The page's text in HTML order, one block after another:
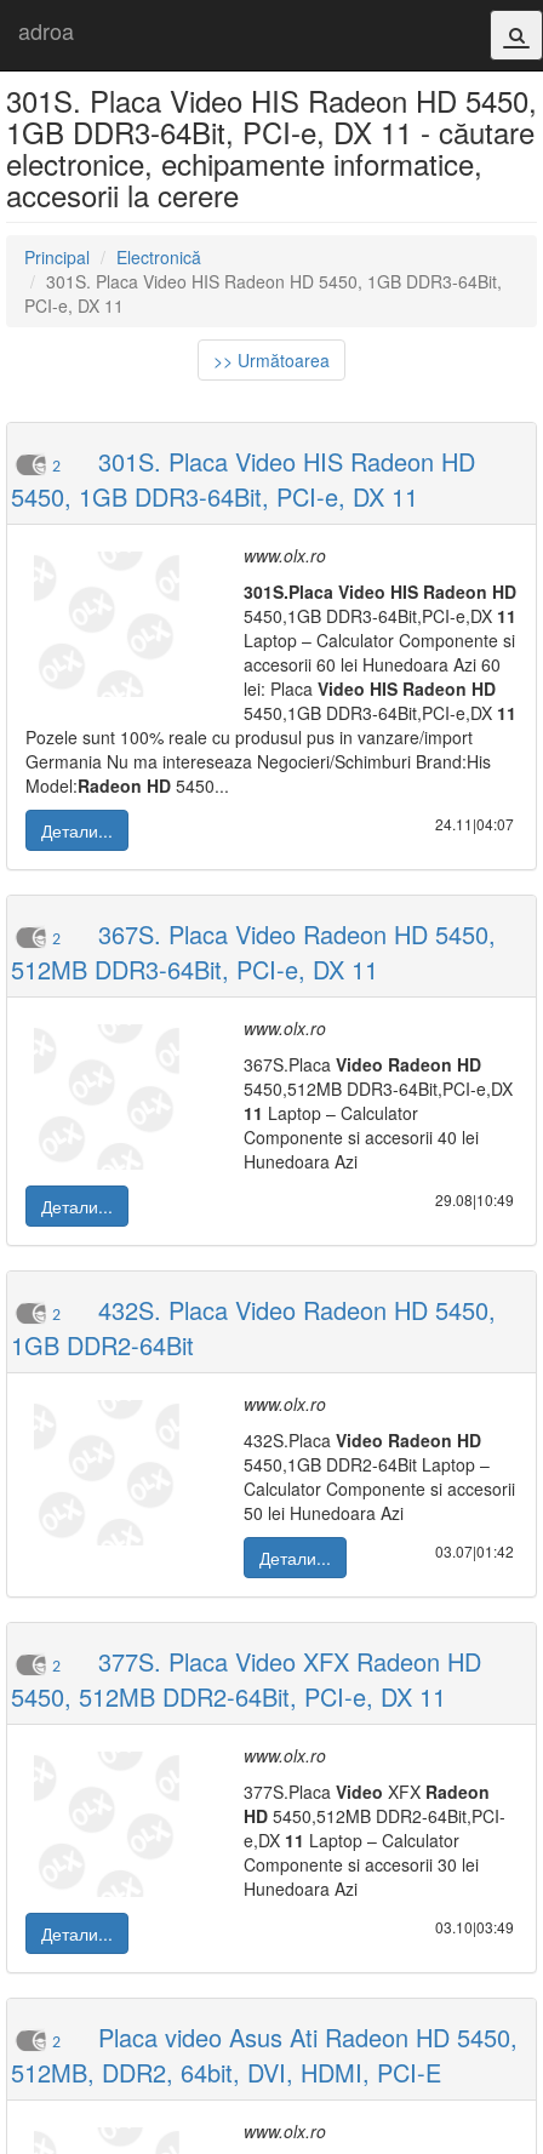
adroa
301S. Placa Video HIS Radeon HD 5450,
1GB DDR3-64Bit, PCI-e, DX 11 - căutare
electronice, echipamente informatice,
accesorii la cerere
Principal
Electronică
301S. Placa Video HIS Radeon HD 5450, 1GB DDR3-64Bit,
PCI-e, DX 11
>> Următoarea
2
301S. Placa Video HIS Radeon HD
5450, 1GB DDR3-64Bit, PCI-e, DX 11
www.olx.ro
301S.Placa Video HIS Radeon HD
5450,1GB DDR3-64Bit,PCI-e,DX 11
Laptop – Calculator Componente si
accesorii 60 lei Hunedoara Azi 60
lei: Placa Video HIS Radeon HD
5450,1GB DDR3-64Bit,PCI-e,DX 11
Pozele sunt 100% reale cu produsul pus in vanzare/import
Germania Nu ma intereseaza Negocieri/Schimburi Brand:His
Model:Radeon HD 5450...
Детали...
24.11|04:07
2
367S. Placa Video Radeon HD 5450,
512MB DDR3-64Bit, PCI-e, DX 11
www.olx.ro
367S.Placa Video Radeon HD
5450,512MB DDR3-64Bit,PCI-e,DX
11 Laptop – Calculator
Componente si accesorii 40 lei
Hunedoara Azi
Детали...
29.08|10:49
2
432S. Placa Video Radeon HD 5450,
1GB DDR2-64Bit
www.olx.ro
432S.Placa Video Radeon HD
5450,1GB DDR2-64Bit Laptop –
Calculator Componente si accesorii
50 lei Hunedoara Azi
Детали...
03.07|01:42
2
377S. Placa Video XFX Radeon HD
5450, 512MB DDR2-64Bit, PCI-e, DX 11
www.olx.ro
377S.Placa Video XFX Radeon
HD 5450,512MB DDR2-64Bit,PCI-
e,DX 11 Laptop – Calculator
Componente si accesorii 30 lei
Hunedoara Azi
Детали...
03.10|03:49
2
Placa video Asus Ati Radeon HD 5450,
512MB, DDR2, 64bit, DVI, HDMI, PCI-E
www.olx.ro